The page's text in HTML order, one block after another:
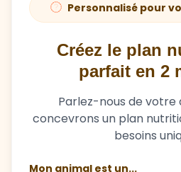
Personnalisé pour
Créez le plan
parfait en 2
Parlez-nous de votre
concevrons un plan
besoins
Mon animal est un...